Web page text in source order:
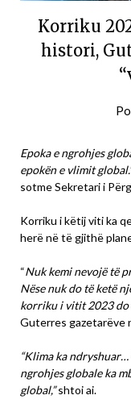
Korriku
histori,
Epoka e ngrohjes
epokën e vlimit
sotme Sekretari i
Korriku i këtij viti ka
herë në të gjithë
“Nuk kemi nevojë të
Nëse nuk do të ketë
korriku i vitit 2023 do
Guterres gazetarëve
“Klima ka
ngrohjes globale ka
global,”shtoi ai.